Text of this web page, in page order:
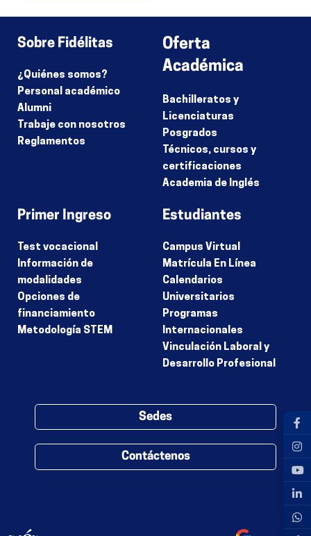
Sobre Fidélitas
¿Quiénes somos?
Personal académico
Alumni
Trabaje con nosotros
Reglamentos
Oferta
Académica
Bachilleratos y
Licenciaturas
Posgrados
Técnicos, cursos y
certificaciones
Academia de Inglés
Primer Ingreso
Test vocacional
Información de
modalidades
Opciones de
financiamiento
Metodología STEM
Estudiantes
Campus Virtual
Matrícula En Línea
Calendarios
Universitarios
Programas
Internacionales
Vinculación Laboral y
Desarrollo Profesional
Sedes
Contáctenos